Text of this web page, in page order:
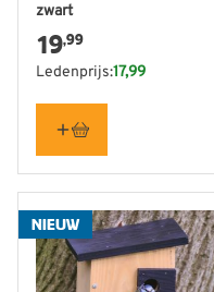
zwart
19,99
Ledenprijs:17,99
NIEUW